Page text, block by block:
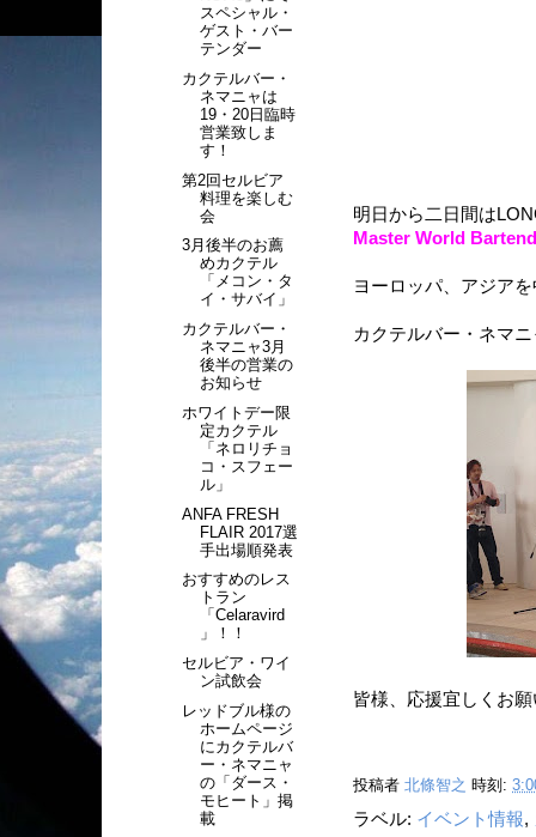
明日から二日間は
Master World
ヨーロッパ、アジア
カクテルバー・ネマ
皆様、応援宜しくお
投稿者 北條智之 時刻:
ラベル: イベント情報,
スペシャル・
ゲスト・バー
テンダー
カクテルバー・
ネマニャは
19・20日臨時
営業致しま
す！
第2回セルビア
料理を楽しむ
会
3月後半のお薦
めカクテル
「メコン・タ
イ・サバイ」
カクテルバー・
ネマニャ3月
後半の営業の
お知らせ
ホワイトデー限
定カクテル
「ネロリチョ
コ・スフェー
ル」
ANFA FRESH
FLAIR 2017選
手出場順発表
おすすめのレス
トラン
「Celaravird
」！！
セルビア・ワイ
ン試飲会
レッドブル様の
ホームページ
にカクテルバ
ー・ネマニャ
の「ダース・
モヒート」掲
載